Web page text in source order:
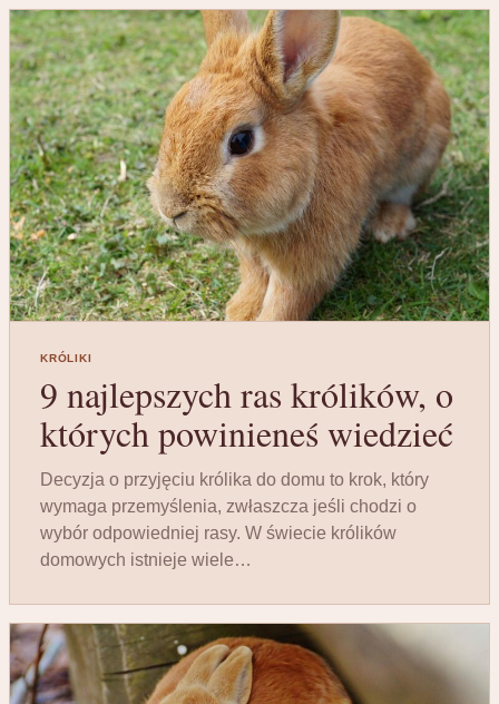
KRÓLIKI
9 najlepszych ras królików, o
których powinieneś wiedzieć
Decyzja o przyjęciu królika do domu to krok, który
wymaga przemyślenia, zwłaszcza jeśli chodzi o
wybór odpowiedniej rasy. W świecie królików
domowych istnieje wiele…